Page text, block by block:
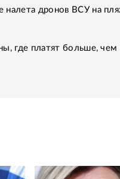
налета дронов ВСУ на
где платят больше, чем